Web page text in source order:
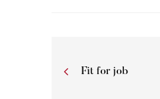
Fit for job